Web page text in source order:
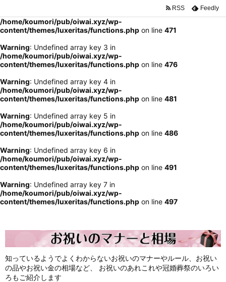
/home/koumori/pub/oiwai.xyz/wp-
content/themes/luxeritas/functions.php on line 471
Warning: Undefined array key 3 in
/home/koumori/pub/oiwai.xyz/wp-
content/themes/luxeritas/functions.php on line 476
Warning: Undefined array key 4 in
/home/koumori/pub/oiwai.xyz/wp-
content/themes/luxeritas/functions.php on line 481
Warning: Undefined array key 5 in
/home/koumori/pub/oiwai.xyz/wp-
content/themes/luxeritas/functions.php on line 486
Warning: Undefined array key 6 in
/home/koumori/pub/oiwai.xyz/wp-
content/themes/luxeritas/functions.php on line 491
Warning: Undefined array key 7 in
/home/koumori/pub/oiwai.xyz/wp-
content/themes/luxeritas/functions.php on line 497
知っているようでよくわからないお祝いのマナーやルール、お祝い
の品やお祝い金の相場など、 お祝いのあれこれや冠婚葬祭のいろい
ろもご紹介します
RSS Feedly